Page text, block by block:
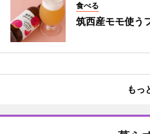
食べる
筑西産モモ使う
もっ